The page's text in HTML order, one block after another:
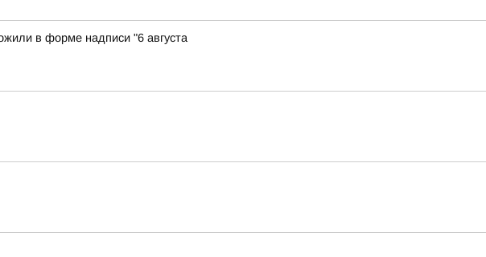
в форме надписи "6 августа